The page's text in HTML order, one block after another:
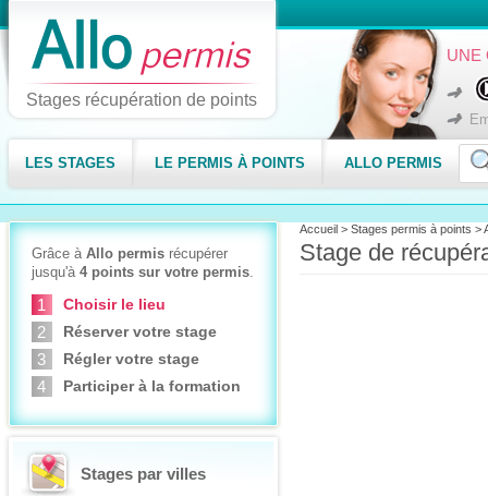
Stages récupération de points
UNE
LES STAGES LE PERMIS À POINTS ALLO PERMIS
Accueil> Stages permis à points >
Stage de
Grâce à Allo permisrécupérer
jusqu'à 4 points sur votre permis.
Choisir le lieu
Réserver votre stage
Régler votre stage
Participer à la formation
Stages par villes